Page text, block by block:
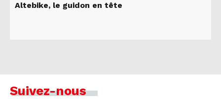
Altebike, le guidon en tête
Suivez-nous